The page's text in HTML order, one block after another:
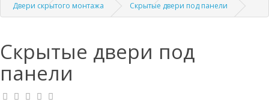
Двери скрытого монтажа
Скрытые двери под панели
Скрытые двери под
панели